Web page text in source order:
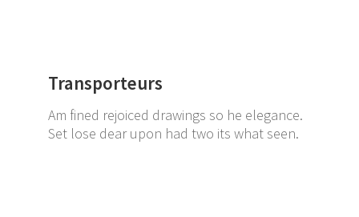
Transporteurs
Am fined rejoiced drawings so he elegance.
Set lose dear upon had two its what seen.